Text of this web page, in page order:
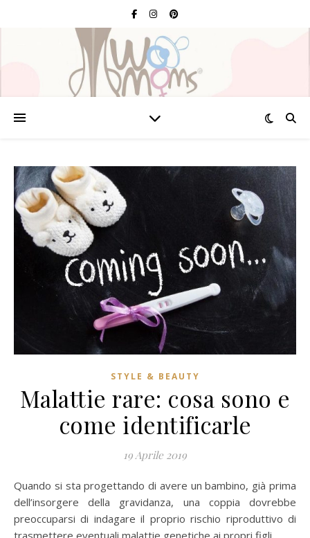
STYLE & BEAUTY
Malattie rare: cosa sono e
come identificarle
19 Aprile 2019
Quando si sta progettando di avere un bambino, già prima
dell’insorgere della gravidanza, una coppia dovrebbe
preoccuparsi di indagare il proprio rischio riproduttivo di
trasmettere eventuali malattie genetiche ai propri figli.